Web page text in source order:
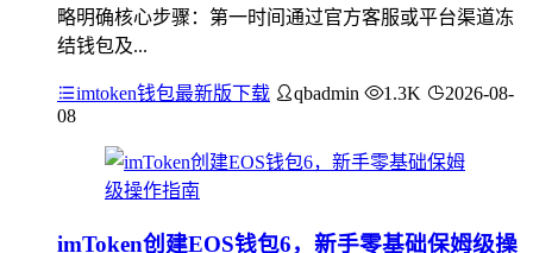
略明确核心步骤：第一时间通过官方客服或平台渠道冻
结钱包及...
imtoken钱包最新版下载 qbadmin 1.3K
2026-08-
08
imToken创建EOS钱包6，新手零基础保姆级操